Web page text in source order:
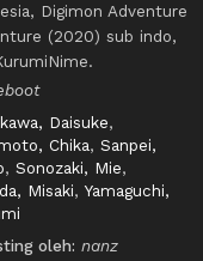
Digimon Adventure
(2020) sub indo,
Daisuke,
Chika,Sanpei,
,Sonozaki, Mie,
Misaki,Yamaguchi,
oleh: nanz